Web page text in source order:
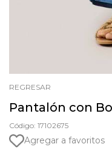
REGRESAR
Pantalón con
Código: 17102675
Agregar a favoritos